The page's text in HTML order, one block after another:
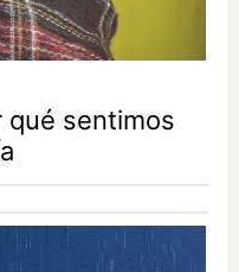
qué sentimos